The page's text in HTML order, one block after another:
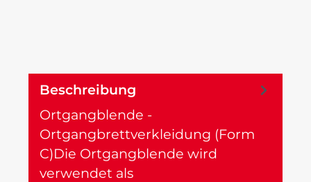
Beschreibung
Ortgangblende -
Ortgangbrettverkleidung (Form
C)Die Ortgangblende wird
verwendet als